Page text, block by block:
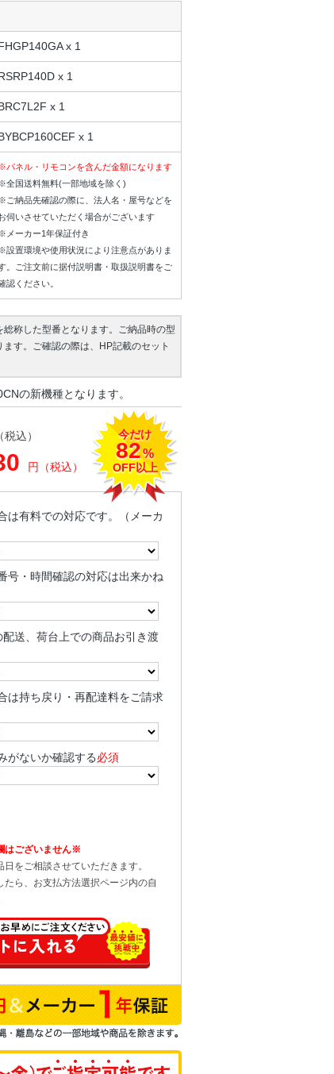
x 1
x 1
x 1
x 1
パネル・リモコンを含んだ金額になります
全国送料無料(一部地域を除く)
ご納品先確認の際に、法人名・屋号などを
伺いさせていただく場合がございます
メーカー1年保証付き
設置環境や使用状況により注意点がありま
。ご注文前に据付説明書・取扱説明書をご
認ください。
称した型番となります。ご納品時の型
す。ご確認の際は、HP記載のセット
の新機種となります。
税込）
円（税込）
今だけ
82%
OFF以上
は有料での対応です。（メーカ
号・時間確認の対応は出来かね
送、荷台上での商品お引き渡
は持ち戻り・再配達料をご請求
がないか確認する必須
はございません※
をご相談させていただきます。
ら、お支払方法選択ページ内の自